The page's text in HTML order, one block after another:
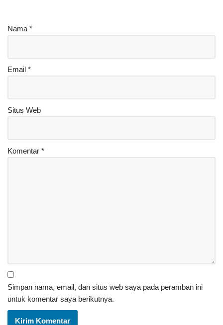
Nama *
Email *
Situs Web
Komentar *
Simpan nama, email, dan situs web saya pada peramban ini
untuk komentar saya berikutnya.